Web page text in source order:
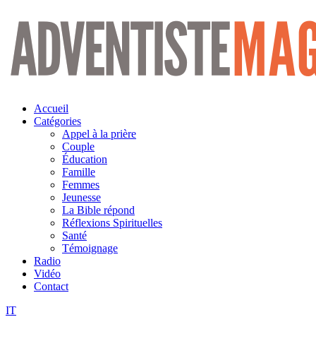
Aller
contenu
Accueil
Catégories
Appel à la prière
Couple
Éducation
Famille
Femmes
Jeunesse
La Bible répond
Réflexions Spirituelles
Santé
Témoignage
Radio
Vidéo
Contact
IT